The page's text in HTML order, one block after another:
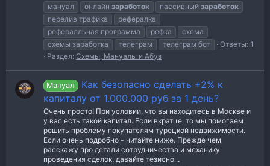
мануал
онлайн заработок пассивный заработок
перелив трафика
рефералка
рефералльная программа
рефка
схема
схемы заработка
телеграм телеграм бот
Ответы: 1
Раздел: Схемы, Мануалы и Абуз
Мануал
Как безопасно сделать +2% к
капиталу от 1.000.000 руб за 1 день?
Очень просто! При условии, что вы находитесь в Москве и
у вас есть такой капитал. Если вкратце, то мы помогаем
решить проблему покупателям турецкой недвижимости.
Если очень подробно - читайте ниже. Прежде чем
расскажу про детали сотрудничества и механику
проведения сделок, давайте тезисно...